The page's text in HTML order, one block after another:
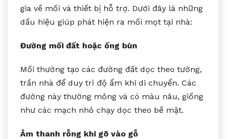
gia về mối và thiết bị hỗ trợ. Dưới đây là những
dấu hiệu giúp phát hiện ra mối mọt tại nhà:
Đường mối đất hoặc ống bùn
Mối thường tạo các đường đất dọc theo tường,
trần nhà để duy trì độ ẩm khi di chuyển. Các
đường này thường mỏng và có màu nâu, giống
như các mạch nhỏ chạy dọc theo bề mặt.
Âm thanh rỗng khi gõ vào gỗ